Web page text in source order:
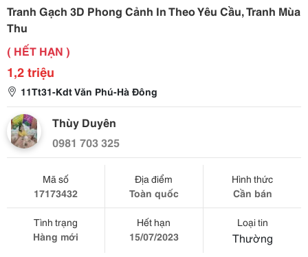
Tranh Gạch 3D Phong Cảnh In Theo Yêu Cầu, Tranh Mùa
Thu
( HẾT HẠN )
1,2 triệu
11Tt31-Kdt Văn Phú-Hà Đông
Thùy Duyên
0981 703 325
Mã số
17173432
Địa điểm
Toàn quốc
Hình thức
Cần bán
Tình trạng
Hàng mới
Hết hạn
15/07/2023
Loại tin
Thường